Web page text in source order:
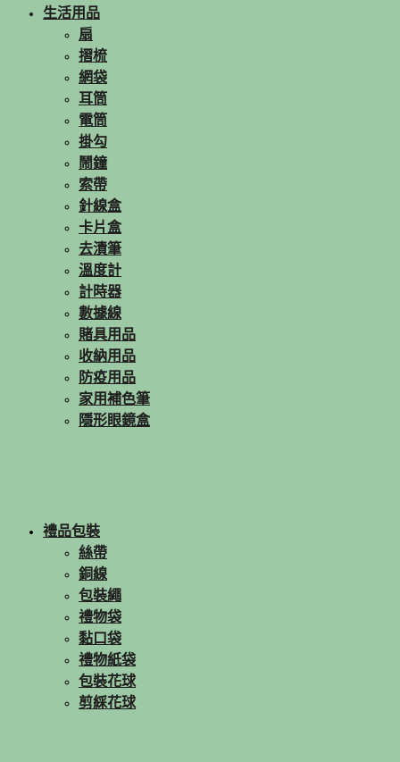
生活用品
扇
摺梳
網袋
耳筒
電筒
掛勾
鬧鐘
索帶
針線盒
卡片盒
去漬筆
溫度計
計時器
數據線
賭具用品
收納用品
防疫用品
家用補色筆
隱形眼鏡盒
禮品包裝
絲帶
銅線
包裝繩
禮物袋
黏口袋
禮物紙袋
包裝花球
剪綵花球